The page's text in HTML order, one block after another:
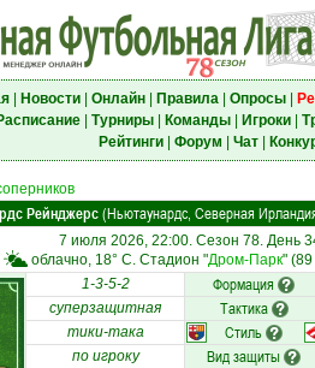
| Новости| Онлайн| Правила| Опросы|
| Турниры| Команды| Игроки|
Рейтинги| Форум Чат|
Рейнджерс(Ньютаунардс, Северная
7 июля 2026, 22:00. Сезон 78. День
облачно, 18° C. Стадион "Дром-Парк"
1-3-5-2 Формация
суперзащитная Тактика
тики-така Стиль
по игроку Вид защиты